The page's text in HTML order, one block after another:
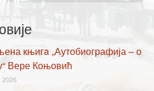
књигa „Аутобиографија – о
Вере Коњовић
2026